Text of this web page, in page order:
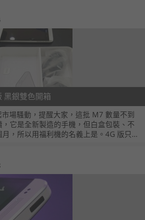
黑銀雙色開箱
場騷動，提醒大家，這批 M7 數量不到
它是全新製造的手機，但白盒包裝、不
，所以用福利機的名義上是。4G 版只有